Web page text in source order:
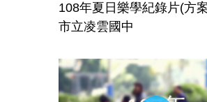
108年夏日樂學紀錄片(方
市立凌雲國中